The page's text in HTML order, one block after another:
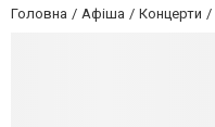
Головна Афіша Концерти